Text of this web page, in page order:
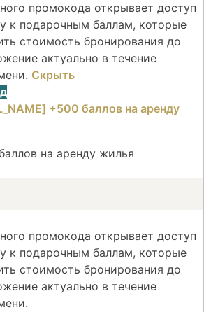
промокода открывает доступ
к подарочным баллам, которые
стоимость бронирования до
актуально в течение
Скрыть
на аренду жилья
промокода открывает доступ
к подарочным баллам, которые
стоимость бронирования до
актуально в течение